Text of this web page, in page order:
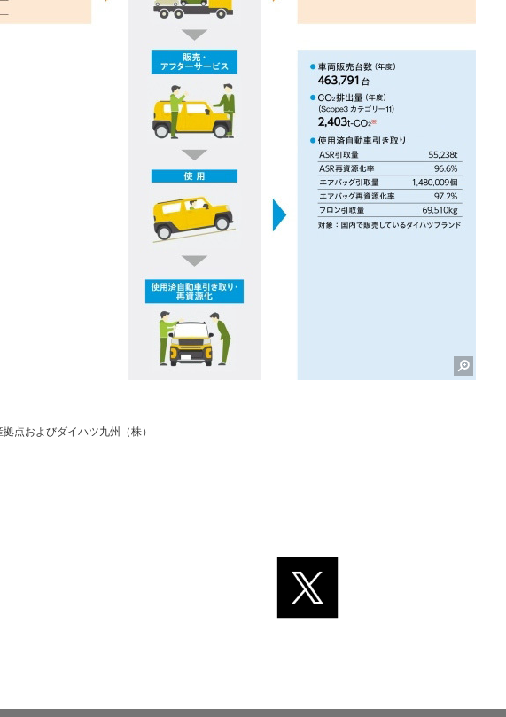
点およびダイハツ九州（株）